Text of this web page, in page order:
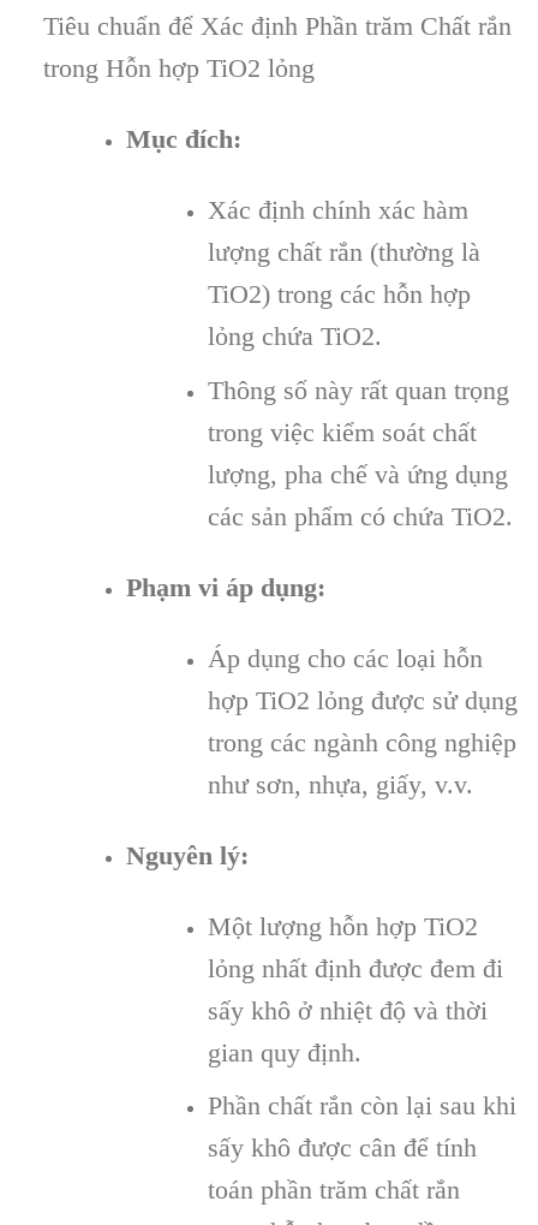
Tiêu chuẩn để Xác định Phần trăm Chất rắn
trong Hỗn hợp TiO2 lỏng
Mục đích:
Xác định chính xác hàm
lượng chất rắn (thường là
TiO2) trong các hỗn hợp
lỏng chứa TiO2.
Thông số này rất quan trọng
trong việc kiểm soát chất
lượng, pha chế và ứng dụng
các sản phẩm có chứa TiO2.
Phạm vi áp dụng:
Áp dụng cho các loại hỗn
hợp TiO2 lỏng được sử dụng
trong các ngành công nghiệp
như sơn, nhựa, giấy, v.v.
Nguyên lý:
Một lượng hỗn hợp TiO2
lỏng nhất định được đem đi
sấy khô ở nhiệt độ và thời
gian quy định.
Phần chất rắn còn lại sau khi
sấy khô được cân để tính
toán phần trăm chất rắn